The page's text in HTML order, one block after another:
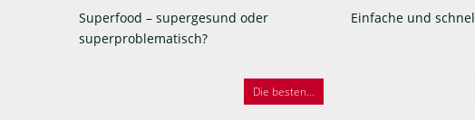
Superfood – supergesund oder
superproblematisch?
Die besten...
Einfache und